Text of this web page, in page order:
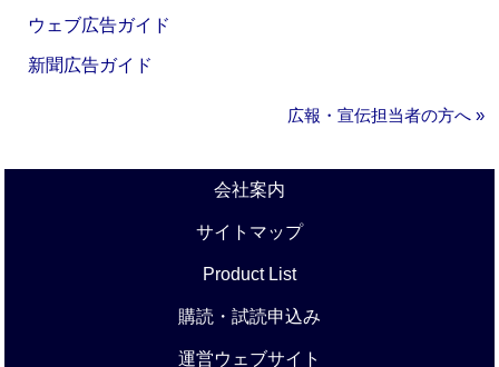
ウェブ広告ガイド
新聞広告ガイド
広報・宣伝担当者の方へ »
会社案内
サイトマップ
Product List
購読・試読申込み
運営ウェブサイト